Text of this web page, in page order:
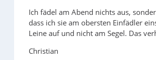
Ich fädel am Abend nichts aus,
dass ich sie am obersten Einfädler
Leine auf und nicht am Segel. Das
Christian